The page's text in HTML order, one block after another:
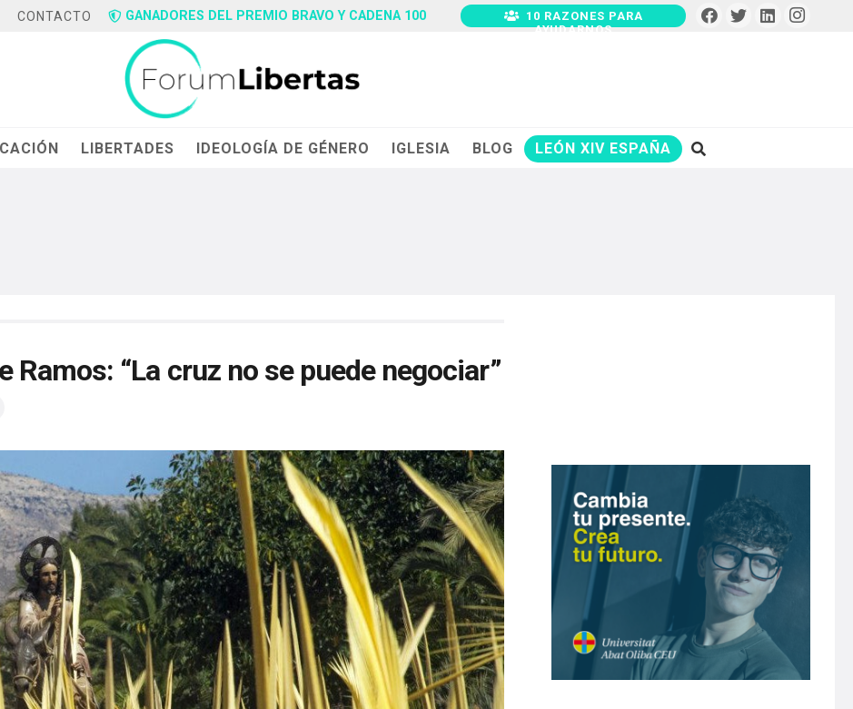
CONTACTO GANADORES DEL PREMIO BRAVO Y CADENA 100
10 RAZONES PARA
AYUDARNOS
LIBERTADES IDEOLOGÍA DE GÉNERO IGLESIA BLOG LEÓN XIV ESPAÑA
Ramos: “La cruz no se puede negociar”